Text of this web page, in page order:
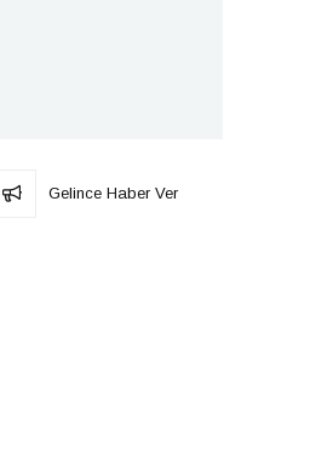
Gelince Haber Ver